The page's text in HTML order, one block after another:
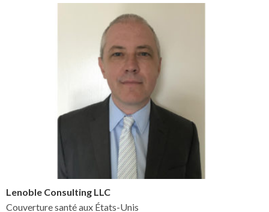
Lenoble Consulting LLC
Couverture santé aux États-Unis